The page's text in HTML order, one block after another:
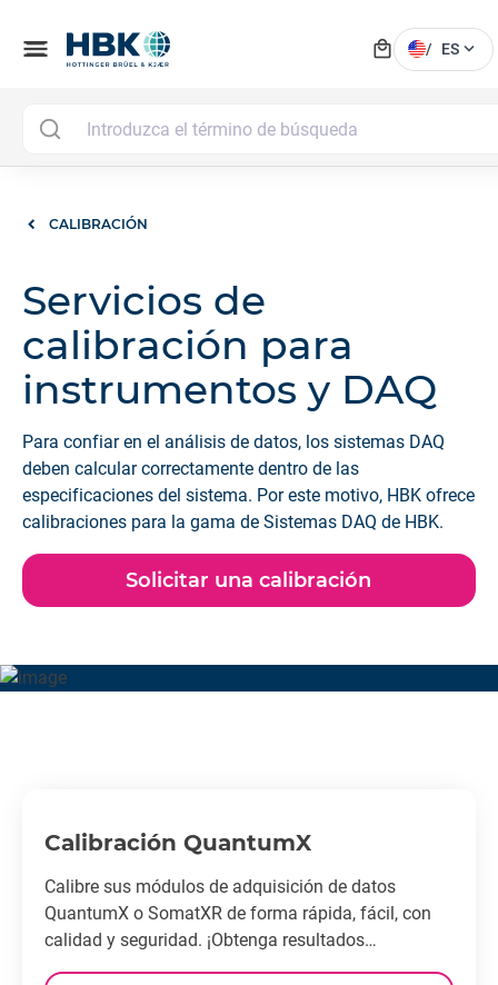
menu local_mall / ES expand_more
CALIBRACIÓN
Servicios de
calibración para
instrumentos y DAQ
Para confiar en el análisis de datos, los sistemas DAQ
deben calcular correctamente dentro de las
especificaciones del sistema. Por este motivo, HBK ofrece
calibraciones para la gama de Sistemas DAQ de HBK.
Solicitar una calibración
Calibración QuantumX
Calibre sus módulos de adquisición de datos
QuantumX o SomatXR de forma rápida, fácil, con
calidad y seguridad. ¡Obtenga resultados
certificados en los que pueda confiar!